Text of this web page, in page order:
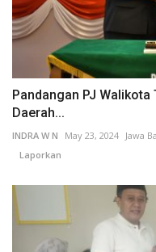
Pandangan PJ
Daerah...
INDRA W N May 23, 2024 Jawa
Laporkan